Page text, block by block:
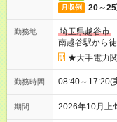
月収例 20～25
勤務地
埼玉県越谷市
南越谷駅から
★大手電力
勤務時間 08:40～
期間 2026年10月